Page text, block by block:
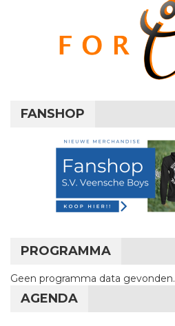
FANSHOP
PROGRAMMA
Geen programma data gevonden.
AGENDA